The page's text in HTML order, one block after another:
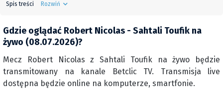
Spis treści Rozwiń
Gdzie oglądać Robert Nicolas - Sahtali Toufik na
żywo (08.07.2026)?
Mecz Robert Nicolas z Sahtali Toufik na żywo będzie
transmitowany na kanale Betclic TV. Transmisja live
dostępna będzie online na komputerze, smartfonie.